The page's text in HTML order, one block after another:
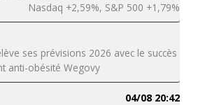
Nasdaq +2,59%, S&P 500 +1,79%
ses prévisions 2026 avec le succès
anti-obésité Wegovy
04/08 20:42